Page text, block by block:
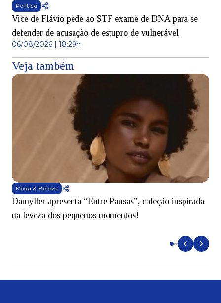
Política
Vice de Flávio pede ao STF exame de DNA para se
defender de acusação de estupro de vulnerável
06/08/2026 | 18:29h
Veja também
Moda & Beleza
Damyller apresenta “Entre Pausas”, coleção inspirada
na leveza dos pequenos momentos!